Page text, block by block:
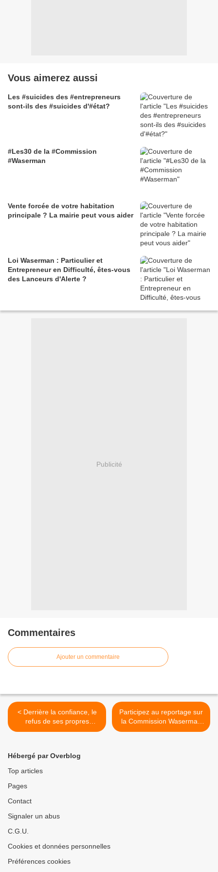
Vous aimerez aussi
Les #suicides des #entrepreneurs
sont-ils des #suicides d'#état?
#Les30 de la #Commission
#Waserman
Vente forcée de votre habitation
principale ? La mairie peut vous aider
Loi Waserman : Particulier et
Entrepreneur en Difficulté, êtes-vous
des Lanceurs d'Alerte ?
Publicité
Commentaires
Ajouter un commentaire
< Derrière la confiance, le
refus de ses propres
responsabilités.
Participez au reportage sur
la Commission Waserman
sur www.jedia.media >
Hébergé par Overblog
Top articles
Pages
Contact
Signaler un abus
C.G.U.
Cookies et données personnelles
Préférences cookies